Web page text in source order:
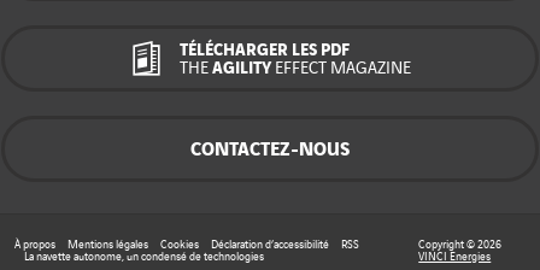
TÉLÉCHARGER LES PDF
THE AGILITY EFFECT MAGAZINE
CONTACTEZ-NOUS
À propos Mentions légales Cookies Déclaration d’accessibilité
RSS
La navette autonome, un condensé de technologies
Copyright © 2026
VINCI Energies